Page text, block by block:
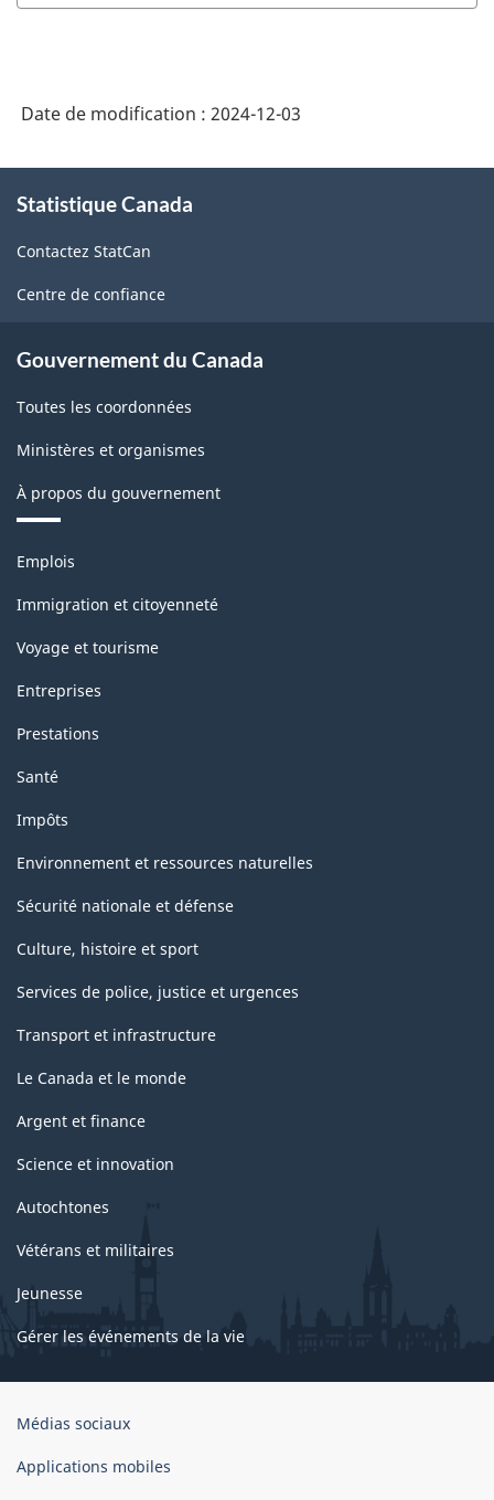
Date de modification : 2024-12-03
propos
ce
site
Statistique Canada
Contactez StatCan
Centre de confiance
Gouvernement du Canada
Toutes les coordonnées
Ministères et organismes
À propos du gouvernement
Thèmes
sujets
Emplois
Immigration et citoyenneté
Voyage et tourisme
Entreprises
Prestations
Santé
Impôts
Environnement et ressources naturelles
Sécurité nationale et défense
Culture, histoire et sport
Services de police, justice et urgences
Transport et infrastructure
Le Canada et le monde
Argent et finance
Science et innovation
Autochtones
Vétérans et militaires
Jeunesse
Gérer les événements de la vie
Organisation
gouvernement
Médias sociaux
Applications mobiles